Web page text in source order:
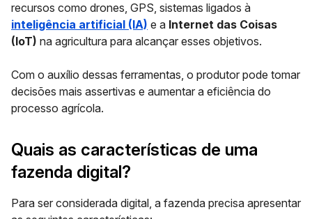
recursos como drones, GPS, sistemas ligados à
inteligência artificial (IA) e a Internet das Coisas
(IoT) na agricultura para alcançar esses objetivos.
Com o auxílio dessas ferramentas, o produtor pode tomar
decisões mais assertivas e aumentar a eficiência do
processo agrícola.
Quais as características de uma
fazenda digital?
Para ser considerada digital, a fazenda precisa apresentar